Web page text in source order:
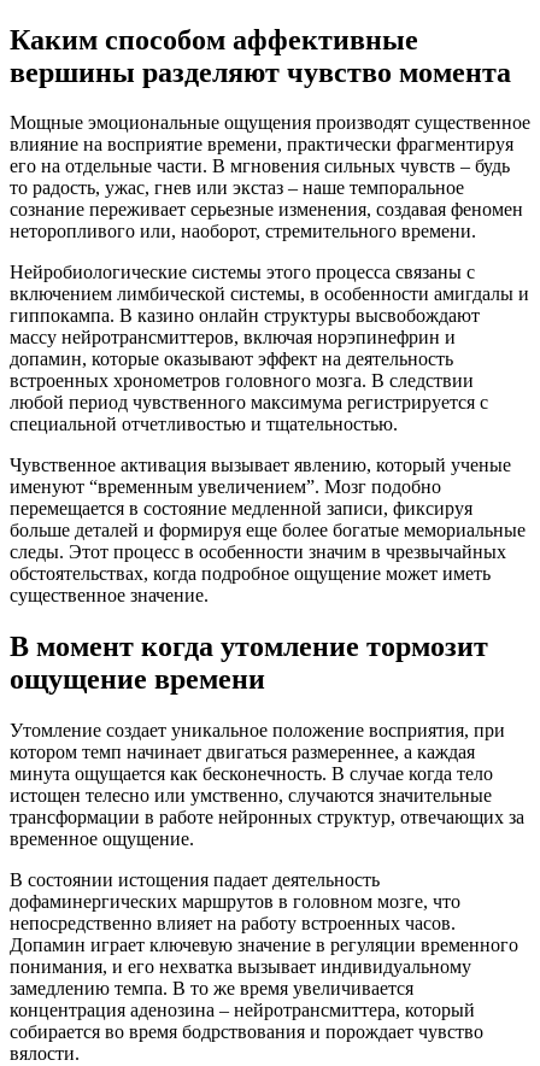
Каким способом аффективные
вершины разделяют чувство момента
Мощные эмоциональные ощущения производят существенное
влияние на восприятие времени, практически фрагментируя
его на отдельные части. В мгновения сильных чувств – будь
то радость, ужас, гнев или экстаз – наше темпоральное
сознание переживает серьезные изменения, создавая феномен
неторопливого или, наоборот, стремительного времени.
Нейробиологические системы этого процесса связаны с
включением лимбической системы, в особенности амигдалы и
гиппокампа. В казино онлайн структуры высвобождают
массу нейротрансмиттеров, включая норэпинефрин и
допамин, которые оказывают эффект на деятельность
встроенных хронометров головного мозга. В следствии
любой период чувственного максимума регистрируется с
специальной отчетливостью и тщательностью.
Чувственное активация вызывает явлению, который ученые
именуют “временным увеличением”. Мозг подобно
перемещается в состояние медленной записи, фиксируя
больше деталей и формируя еще более богатые мемориальные
следы. Этот процесс в особенности значим в чрезвычайных
обстоятельствах, когда подробное ощущение может иметь
существенное значение.
В момент когда утомление тормозит
ощущение времени
Утомление создает уникальное положение восприятия, при
котором темп начинает двигаться размереннее, а каждая
минута ощущается как бесконечность. В случае когда тело
истощен телесно или умственно, случаются значительные
трансформации в работе нейронных структур, отвечающих за
временное ощущение.
В состоянии истощения падает деятельность
дофаминергических маршрутов в головном мозге, что
непосредственно влияет на работу встроенных часов.
Допамин играет ключевую значение в регуляции временного
понимания, и его нехватка вызывает индивидуальному
замедлению темпа. В то же время увеличивается
концентрация аденозина – нейротрансмиттера, который
собирается во время бодрствования и порождает чувство
вялости.